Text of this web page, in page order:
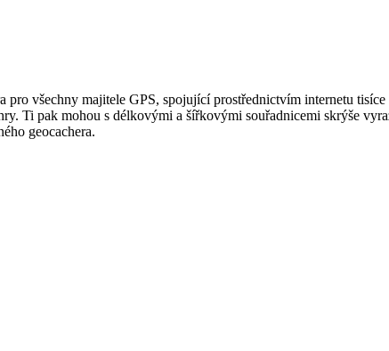
pro všechny majitele GPS, spojující prostřednictvím internetu
Ti pak mohou s délkovými a šířkovými souřadnicemi skrýše
geocachera.